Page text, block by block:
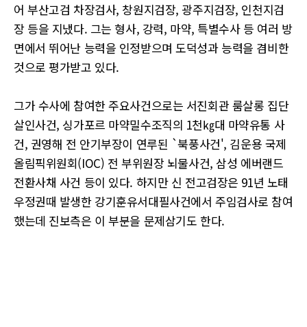
어 부산고검 차장검사, 창원지검장, 광주지검장, 인천지검
장 등을 지냈다. 그는 형사, 강력, 마약, 특별수사 등 여러 방
면에서 뛰어난 능력을 인정받으며 도덕성과 능력을 겸비한
것으로 평가받고 있다.
그가 수사에 참여한 주요사건으로는 서진회관 룸살롱 집단
살인사건, 싱가포르 마약밀수조직의 1천㎏대 마약유통 사
건, 권영해 전 안기부장이 연루된 `북풍사건', 김운용 국제
올림픽위원회(IOC) 전 부위원장 뇌물사건, 삼성 에버랜드
전환사채 사건 등이 있다. 하지만 신 전고검장은 91년 노태
우정권때 발생한 강기훈유서대필사건에서 주임검사로 참여
했는데 진보측은 이 부분을 문제삼기도 한다.